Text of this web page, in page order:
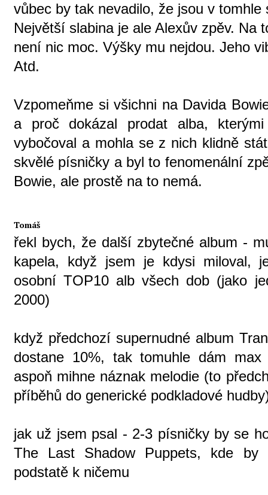
vůbec by tak nevadilo, že jsou v
Největší slabina je ale Alexův zpěv. Na
není nic moc. Výšky mu nejdou. Jeho
Atd.
Vzpomeňme si všichni na Davida
a proč dokázal prodat alba,
vybočoval a mohla se z nich klidně
skvělé písničky a byl to fenomenální
Bowie, ale prostě na to nemá.
Tomáš
řekl bych, že další zbytečné album -
kapela, když jsem je kdysi miloval,
osobní TOP10 alb všech dob (jako
2000)
když předchozí supernudné album
dostane 10%, tak tomuhle dám
aspoň mihne náznak melodie (to
příběhů do generické podkladové
jak už jsem psal - 2-3 písničky by se
The Last Shadow Puppets, kde
podstatě k ničemu